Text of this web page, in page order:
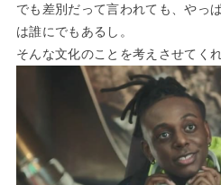
でも差別だって言われても、やっ
は誰にでもあるし。
そんな文化のことを考えさせてく